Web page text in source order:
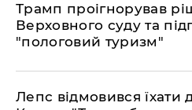
Трамп проігнорував
Верховного суду та
"пологовий туризм"
Лепс відмовився їхати